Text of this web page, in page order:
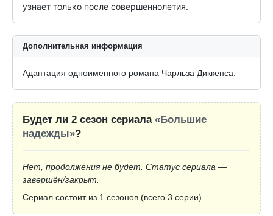
узнает только после совершеннолетия.
Дополнительная информация
Адаптация одноименного романа Чарльза Диккенса.
Будет ли 2 сезон сериала «Большие
надежды»?
Нет, продолжения не будет. Статус сериала —
завершён/закрыт.
Сериал состоит из 1 сезонов (всего 3 серии).